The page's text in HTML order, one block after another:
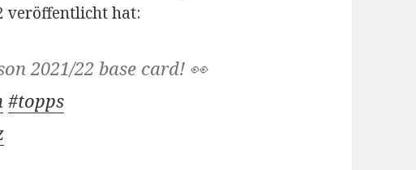
veröffentlicht hat:
2021/22 base card! 👀
#topps